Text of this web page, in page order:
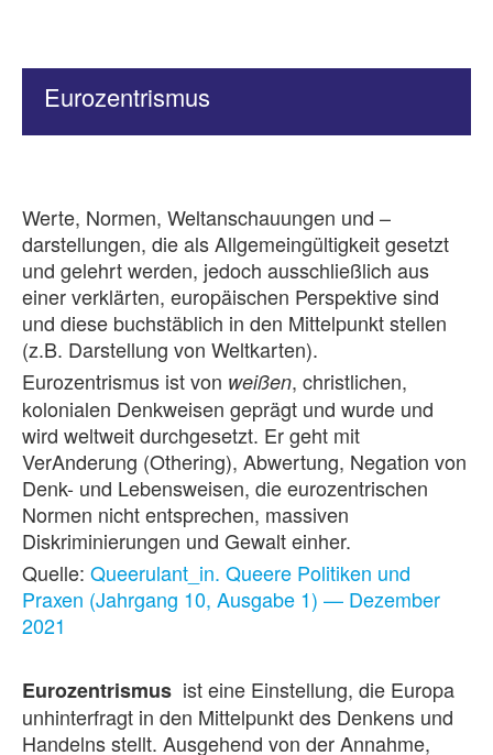
Eurozentrismus
Werte, Normen, Weltanschauungen und –
darstellungen, die als Allgemeingültigkeit gesetzt
und gelehrt werden, jedoch ausschließlich aus
einer verklärten, europäischen Perspektive sind
und diese buchstäblich in den Mittelpunkt stellen
(z.B. Darstellung von Weltkarten).
Eurozentrismus ist von weißen, christlichen,
kolonialen Denkweisen geprägt und wurde und
wird weltweit durchgesetzt. Er geht mit
VerAnderung (Othering), Abwertung, Negation von
Denk- und Lebensweisen, die eurozentrischen
Normen nicht entsprechen, massiven
Diskriminierungen und Gewalt einher.
Quelle: Queerulant_in. Queere Politiken und
Praxen (Jahrgang 10, Ausgabe 1) — Dezember
2021
Eurozentrismus ist eine Einstellung, die Europa
unhinterfragt in den Mittelpunkt des Denkens und
Handelns stellt. Ausgehend von der Annahme,